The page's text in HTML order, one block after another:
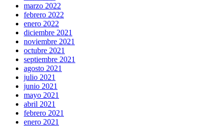
marzo 2022
febrero 2022
enero 2022
diciembre 2021
noviembre 2021
octubre 2021
septiembre 2021
agosto 2021
julio 2021
junio 2021
mayo 2021
abril 2021
febrero 2021
enero 2021